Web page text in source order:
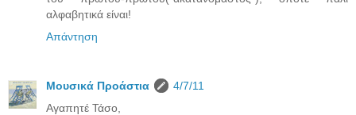
αλφαβητικά είναι!
Απάντηση
Μουσικά Προάστια
4/7/11
Αγαπητέ Τάσο,